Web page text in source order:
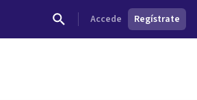
Accede Regístrate